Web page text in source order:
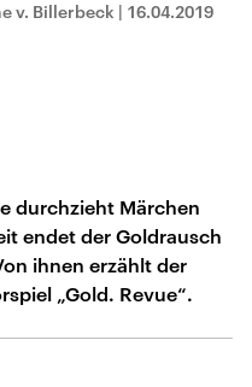
v. Billerbeck | 16.04.2019
durchzieht Märchen
endet der Goldrausch
ihnen erzählt der
„Gold. Revue“.